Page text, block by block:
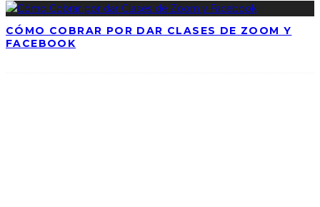
CÓMO COBRAR POR DAR CLASES DE ZOOM Y
FACEBOOK